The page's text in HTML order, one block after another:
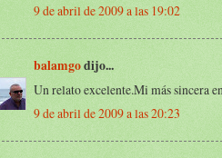
9 de abril de 2009 a las 19:02
balamgodijo...
Un relato excelente.Mi más sincera
9 de abril de 2009 a las 20:23